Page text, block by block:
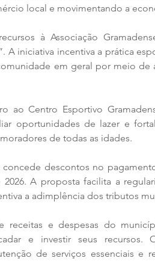
local e movimentando a
à Associação
A iniciativa incentiva a prática
em geral por meio de
ao Centro Esportivo
oportunidades de lazer e
de todas as idades.
descontos no
A proposta facilita a
a adimplência dos tributos
receitas e despesas do
e investir seus recursos.
de serviços essenciais e